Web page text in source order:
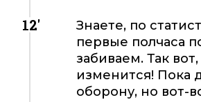
12'
Знаете, по
первые полчаса
забиваем. Так
изменится! Пока
оборону, но вот-